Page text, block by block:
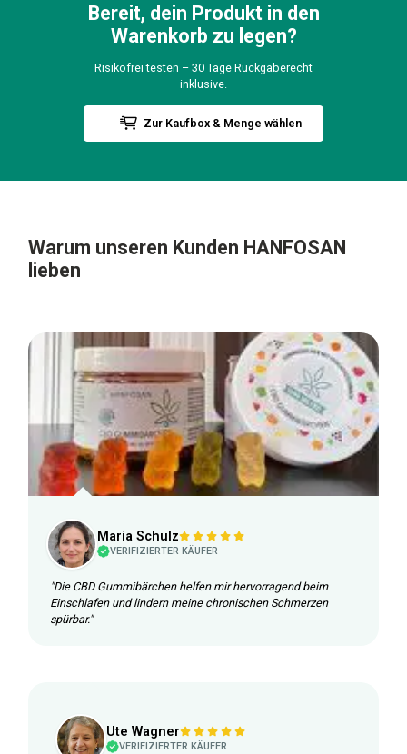
Bereit, dein Produkt in den
Warenkorb zu legen?
Risikofrei testen – 30 Tage Rückgaberecht
inklusive.
Zur Kaufbox & Menge wählen
Warum unseren Kunden HANFOSAN
lieben
Maria Schulz
VERIFIZIERTER KÄUFER
"Die CBD Gummibärchen helfen mir hervorragend beim
Einschlafen und lindern meine chronischen Schmerzen
spürbar."
Ute Wagner
VERIFIZIERTER KÄUFER